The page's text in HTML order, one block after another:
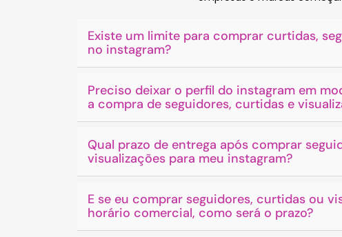
Existe um limite para comprar curtidas,
no instagram?
Preciso deixar o perfil do instagram em
a compra de seguidores, curtidas e
Qual prazo de entrega após comprar
visualizações para meu instagram?
E se eu comprar seguidores, curtidas ou
horário comercial, como será o prazo?